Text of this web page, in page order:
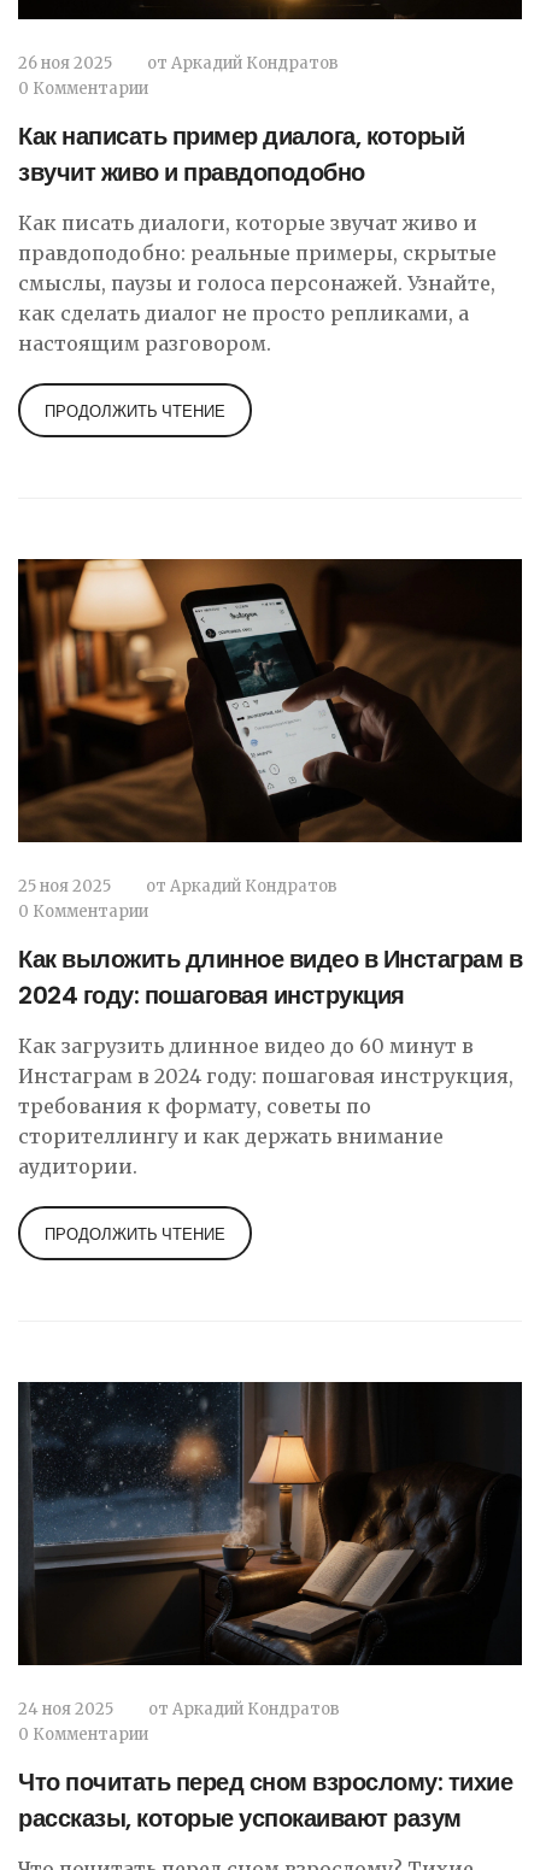
26 ноя 2025 от Аркадий Кондратов
0 Комментарии
Как написать пример диалога, который
звучит живо и правдоподобно
Как писать диалоги, которые звучат живо и
правдоподобно: реальные примеры, скрытые
смыслы, паузы и голоса персонажей. Узнайте,
как сделать диалог не просто репликами, а
настоящим разговором.
ПРОДОЛЖИТЬ ЧТЕНИЕ
25 ноя 2025 от Аркадий Кондратов
0 Комментарии
Как выложить длинное видео в Инстаграм в
2024 году: пошаговая инструкция
Как загрузить длинное видео до 60 минут в
Инстаграм в 2024 году: пошаговая инструкция,
требования к формату, советы по
сторителлингу и как держать внимание
аудитории.
ПРОДОЛЖИТЬ ЧТЕНИЕ
24 ноя 2025 от Аркадий Кондратов
0 Комментарии
Что почитать перед сном взрослому: тихие
рассказы, которые успокаивают разум